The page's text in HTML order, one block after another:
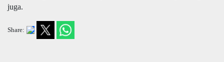
juga.
Share: